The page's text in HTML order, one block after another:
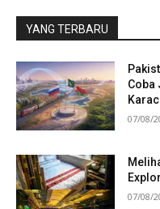
YANG TERBARU
Coba
07/08/
07/08/